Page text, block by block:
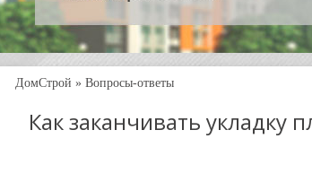
ДомСтрой » Вопросы-ответы
Как заканчивать укладку